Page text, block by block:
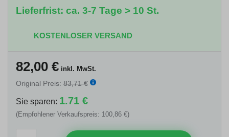
Lieferfrist: ca. 3-7 Tage > 10 St.
KOSTENLOSER VERSAND
82,00 € inkl. MwSt.
Original Preis: 83,71 €
Sie sparen: 1.71 €
(Empfohlener Verkaufspreis: 100,86 €)